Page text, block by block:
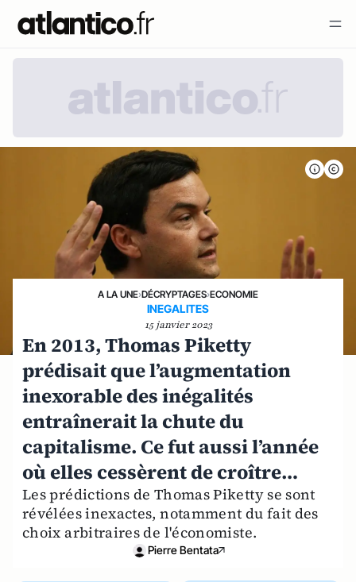
A LA UNE›DÉCRYPTAGES›ECONOMIE
INEGALITES
15 janvier 2023
En 2013, Thomas Piketty
prédisait que l’augmentation
inexorable des inégalités
entraînerait la chute du
capitalisme. Ce fut aussi l’année
où elles cessèrent de croître…
Les prédictions de Thomas Piketty se sont
révélées inexactes, notamment du fait des
choix arbitraires de l'économiste.
Pierre Bentata